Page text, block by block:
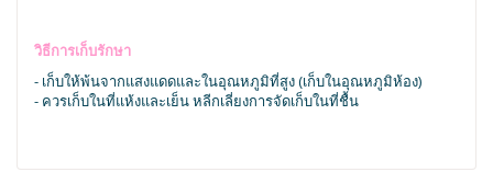
วิธีการเก็บรักษา
- เก็บให้พ้นจากแสงแดดและในอุณหภูมิที่สูง (เก็บในอุณหภูมิห้อง)
- ควรเก็บในที่แห้งและเย็น หลีกเลี่ยงการจัดเก็บในที่ชื้น